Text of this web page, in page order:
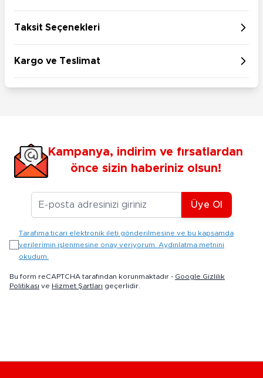
Taksit Seçenekleri
Kargo ve Teslimat
Kampanya, indirim ve fırsatlardan
önce sizin haberiniz olsun!
E-posta Adresiniz
Üye Ol
Tarafıma ticari elektronik ileti gönderilmesine ve bu kapsamda
verilerimin işlenmesine onay veriyorum. Aydınlatma metnini
okudum.
Bu form reCAPTCHA tarafından korunmaktadır - Google Gizlilik
Politikası ve Hizmet Şartları geçerlidir.